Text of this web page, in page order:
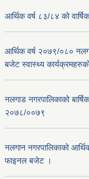
आर्थिक वर्ष ८३/८४ को
आर्थिक वर्ष २०७९/०८०
बजेट स्वास्थ्य
नलगाड नगरपालिकाको
२०७८/००७९
नलगान नगरपालिकाको
फाइनल बजेट ।